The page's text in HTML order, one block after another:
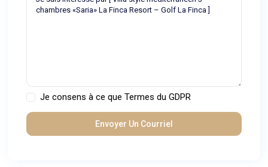
Je consens à ce queTermes du GDPR